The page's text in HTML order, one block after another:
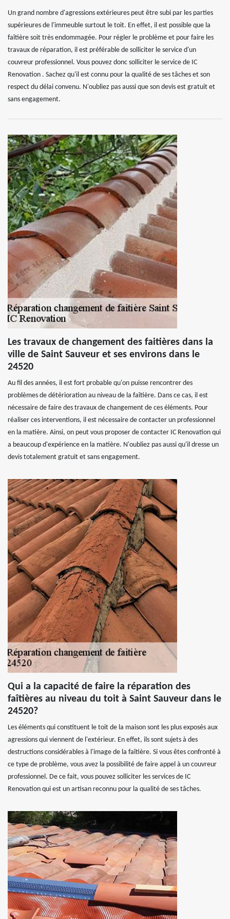
Un grand nombre d'agressions extérieures peut être subi par les parties
supérieures de l'immeuble surtout le toit. En effet, il est possible que la
faîtière soit très endommagée. Pour régler le problème et pour faire les
travaux de réparation, il est préférable de solliciter le service d'un
couvreur professionnel. Vous pouvez donc solliciter le service de IC
Renovation . Sachez qu'il est connu pour la qualité de ses tâches et son
respect du délai convenu. N'oubliez pas aussi que son devis est gratuit et
sans engagement.
Les travaux de changement des faitières dans la
ville de Saint Sauveur et ses environs dans le
24520
Au fil des années, il est fort probable qu'on puisse rencontrer des
problèmes de détérioration au niveau de la faîtière. Dans ce cas, il est
nécessaire de faire des travaux de changement de ces éléments. Pour
réaliser ces interventions, il est nécessaire de contacter un professionnel
en la matière. Ainsi, on peut vous proposer de contacter IC Renovation qui
a beaucoup d'expérience en la matière. N'oubliez pas aussi qu'il dresse un
devis totalement gratuit et sans engagement.
Qui a la capacité de faire la réparation des
faîtières au niveau du toit à Saint Sauveur dans le
24520?
Les éléments qui constituent le toit de la maison sont les plus exposés aux
agressions qui viennent de l'extérieur. En effet, ils sont sujets à des
destructions considérables à l'image de la faîtière. Si vous êtes confronté à
ce type de problème, vous avez la possibilité de faire appel à un couvreur
professionnel. De ce fait, vous pouvez solliciter les services de IC
Renovation qui est un artisan reconnu pour la qualité de ses tâches.